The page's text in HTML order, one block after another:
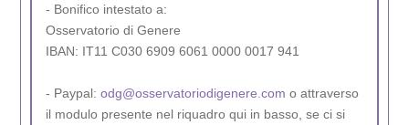
- Bonifico intestato a:
Osservatorio di Genere
IBAN: IT11 C030 6909 6061 0000 0017 941
- Paypal: odg@osservatoriodigenere.com o attraverso
il modulo presente nel riquadro qui in basso, se ci si